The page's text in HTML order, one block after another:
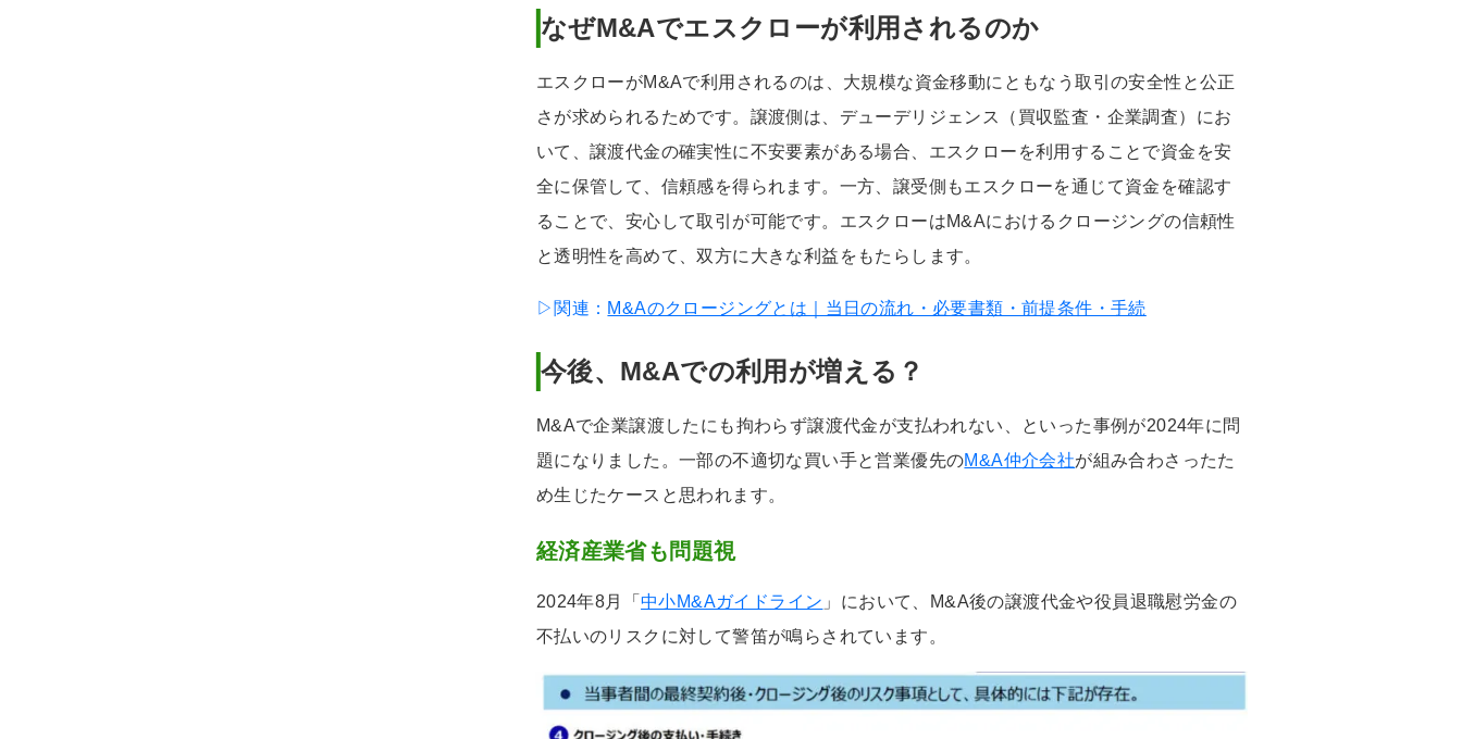
なぜM&Aでエスクローが利用されるのか
エスクローがM&Aで利用されるのは、大規模な資金移動にともなう取引の安全性と公正
さが求められるためです。譲渡側は、デューデリジェンス（買収監査・企業調査）にお
いて、譲渡代金の確実性に不安要素がある場合、エスクローを利用することで資金を安
全に保管して、信頼感を得られます。一方、譲受側もエスクローを通じて資金を確認す
ることで、安心して取引が可能です。エスクローはM&Aにおけるクロージングの信頼性
と透明性を高めて、双方に大きな利益をもたらします。
▷関連： M&Aのクロージングとは｜当日の流れ・必要書類・前提条件・手続
今後、M&Aでの利用が増える？
M&Aで企業譲渡したにも拘わらず譲渡代金が支払われない、といった事例が2024年に問
題になりました。一部の不適切な買い手と営業優先のM&A仲介会社が組み合わさったた
め生じたケースと思われます。
経済産業省も問題視
2024年8月「中小M&Aガイドライン 」において、M&A後の譲渡代金や役員退職慰労金の
不払いのリスクに対して警笛が鳴らされています。